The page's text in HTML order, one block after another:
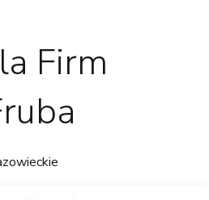
Firm